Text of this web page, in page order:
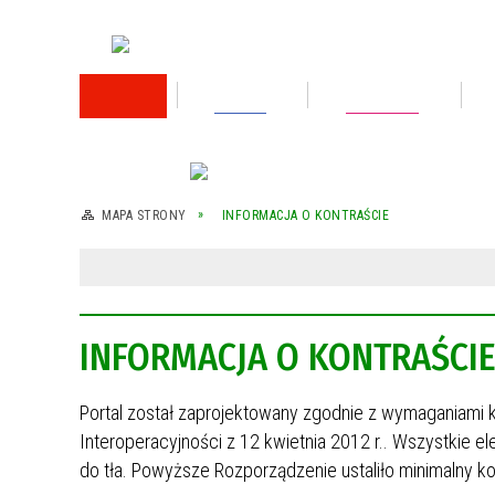
Rok 2025
Wykaz nieruchomości przeznaczonej do
sprzedaży
Wykaz nieruchomości przeznaczonej do
sprzedaży
Rok 2022
MAPA STRONY INFORMACJA O KONTRAŚCIE
INFORMACJA O KONTRAŚCIE
Portal został zaprojektowany zgodnie z
Interoperacyjności z 12 kwietnia 2012 r.. Wszystkie
do tła. Powyższe Rozporządzenie ustaliło minimalny